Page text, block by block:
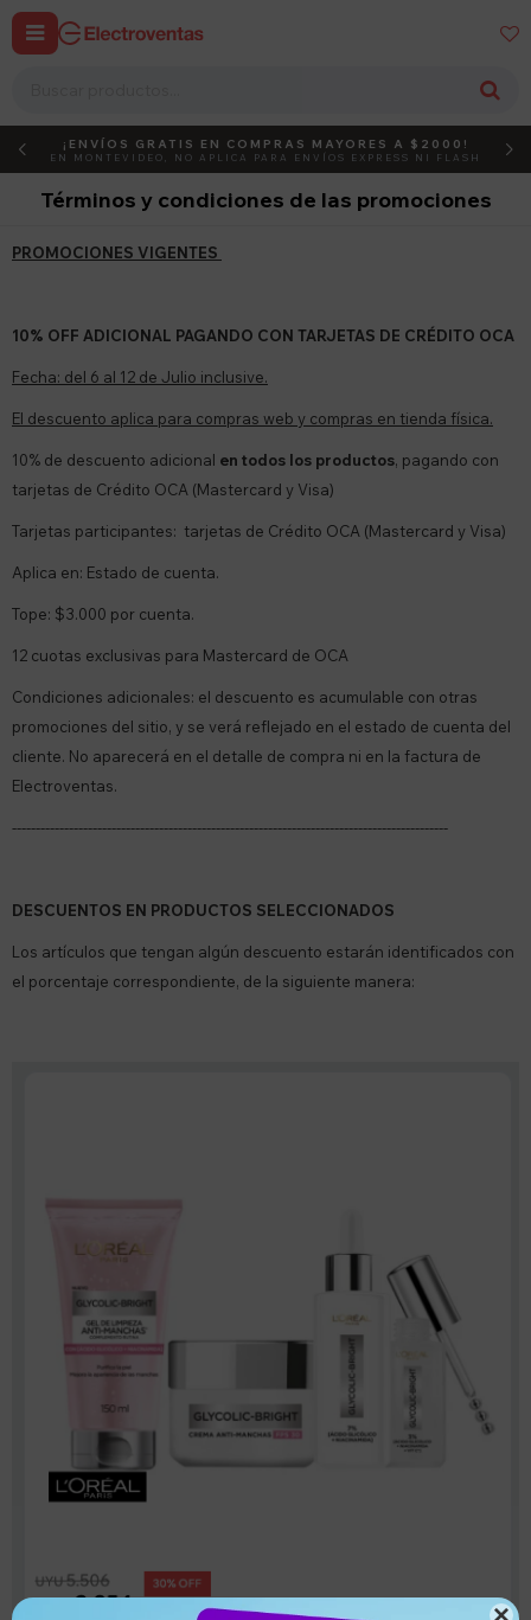

 
DEBUT ACTIVÁ EL CÓDIGO
¡ENVÍOS GRATIS EN COMPRAS MAYORES A $2000!
EN MONTEVIDEO, NO APLICA PARA ENVÍOS EXPRESS NI FLASH
Términos y condiciones de las promociones
PROMOCIONES VIGENTES
10% OFF ADICIONAL PAGANDO CON TARJETAS DE CRÉDITO OCA
Fecha: del 6 al 12 de Julio inclusive.
El descuento aplica para compras web y compras en tienda física.
10% de descuento adicional en todos los productos, pagando con
tarjetas de Crédito OCA (Mastercard y Visa)
Tarjetas participantes: tarjetas de Crédito OCA (Mastercard y Visa)
Aplica en: Estado de cuenta.
Tope: $3.000 por cuenta.
12 cuotas exclusivas para Mastercard de OCA
Condiciones adicionales: el descuento es acumulable con otras
promociones del sitio, y se verá reflejado en el estado de cuenta del
cliente. No aparecerá en el detalle de compra ni en la factura de
Electroventas.
--------------------------------------------------------------------------------------------
DESCUENTOS EN PRODUCTOS SELECCIONADOS
Los artículos que tengan algún descuento estarán identificados con
el porcentaje correspondiente, de la siguiente manera: